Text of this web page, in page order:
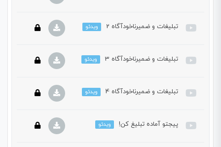
این بخش خصوصی می باشد. برای دسترسی کامل به دروس این
تبلیغات و ضمیرناخودآگاه 2 ویدئو
این بخش خصوصی می باشد. برای دسترسی کامل به دروس این
تبلیغات و ضمیرناخودآگاه 3 ویدئو
این بخش خصوصی می باشد. برای دسترسی کامل به دروس این
تبلیغات و ضمیرناخودآگاه 4 ویدئو
این بخش خصوصی می باشد. برای دسترسی کامل به دروس این
پیجتو آماده تبلیغ کن! ویدئو